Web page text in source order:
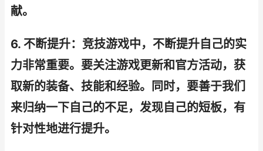
献。
6. 不断提升：竞技游戏中，不断提升自己的实
力非常重要。要关注游戏更新和官方活动，获
取新的装备、技能和经验。同时，要善于我们
来归纳一下自己的不足，发现自己的短板，有
针对性地进行提升。